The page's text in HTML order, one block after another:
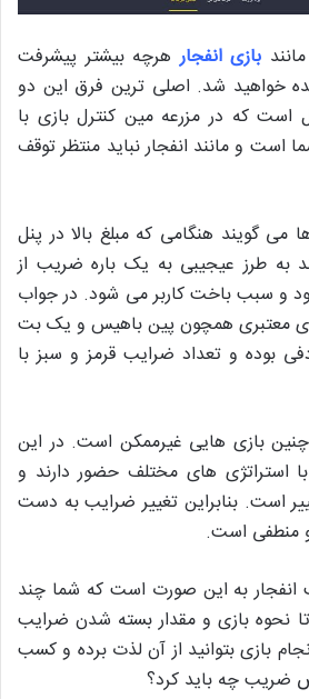
بازی انفجارهرچه بیشتر پیشرفت
خواهید شد. اصلی ترین فرق این دو
است که در مزرعه مین کنترل بازی با
است و مانند انفجار نباید منتظر توقف
می گویند هنگامی که مبلغ بالا در پنل
به طرز عیجیبی به یک باره ضریب از
و سبب باخت کاربر می شود. در جواب
معتبری همچون پین باهیس و یک بت
بوده و تعداد ضرایب قرمز و سبز با
بازی هایی غیرممکن است. در این
با استراتژی های مختلف حضور دارند و
است. بنابراین تغییر ضرایب به دست
و منطفی است.
انفجار به این صورت است که شما چند
تا نحوه بازی و مقدار بسته شدن ضرایب
بازی بتوانید از آن لذت برده و کسب
ضریب چه باید کرد؟